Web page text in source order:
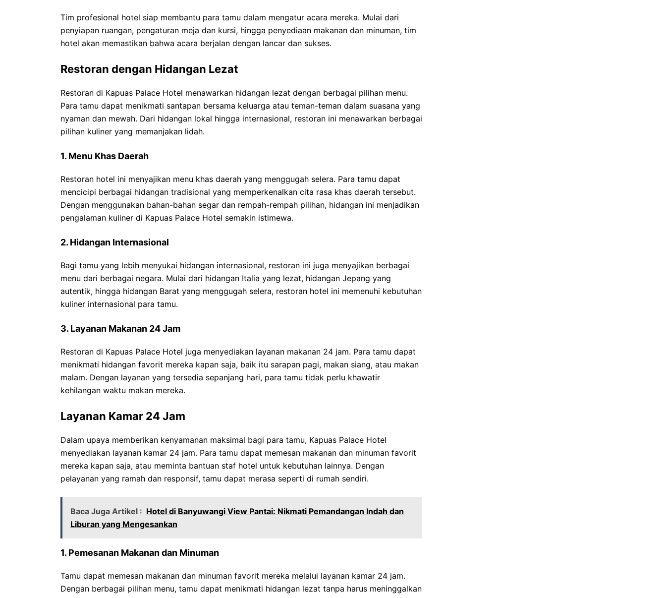
Tim profesional hotel siap membantu para tamu dalam mengatur acara mereka. Mulai dari
penyiapan ruangan, pengaturan meja dan kursi, hingga penyediaan makanan dan minuman, tim
hotel akan memastikan bahwa acara berjalan dengan lancar dan sukses.
Restoran dengan Hidangan Lezat
Restoran di Kapuas Palace Hotel menawarkan hidangan lezat dengan berbagai pilihan menu.
Para tamu dapat menikmati santapan bersama keluarga atau teman-teman dalam suasana yang
nyaman dan mewah. Dari hidangan lokal hingga internasional, restoran ini menawarkan berbagai
pilihan kuliner yang memanjakan lidah.
1. Menu Khas Daerah
Restoran hotel ini menyajikan menu khas daerah yang menggugah selera. Para tamu dapat
mencicipi berbagai hidangan tradisional yang memperkenalkan cita rasa khas daerah tersebut.
Dengan menggunakan bahan-bahan segar dan rempah-rempah pilihan, hidangan ini menjadikan
pengalaman kuliner di Kapuas Palace Hotel semakin istimewa.
2. Hidangan Internasional
Bagi tamu yang lebih menyukai hidangan internasional, restoran ini juga menyajikan berbagai
menu dari berbagai negara. Mulai dari hidangan Italia yang lezat, hidangan Jepang yang
autentik, hingga hidangan Barat yang menggugah selera, restoran hotel ini memenuhi kebutuhan
kuliner internasional para tamu.
3. Layanan Makanan 24 Jam
Restoran di Kapuas Palace Hotel juga menyediakan layanan makanan 24 jam. Para tamu dapat
menikmati hidangan favorit mereka kapan saja, baik itu sarapan pagi, makan siang, atau makan
malam. Dengan layanan yang tersedia sepanjang hari, para tamu tidak perlu khawatir
kehilangan waktu makan mereka.
Layanan Kamar 24 Jam
Dalam upaya memberikan kenyamanan maksimal bagi para tamu, Kapuas Palace Hotel
menyediakan layanan kamar 24 jam. Para tamu dapat memesan makanan dan minuman favorit
mereka kapan saja, atau meminta bantuan staf hotel untuk kebutuhan lainnya. Dengan
pelayanan yang ramah dan responsif, tamu dapat merasa seperti di rumah sendiri.
Baca Juga Artikel : Hotel di Banyuwangi View Pantai: Nikmati Pemandangan Indah dan
Liburan yang Mengesankan
1. Pemesanan Makanan dan Minuman
Tamu dapat memesan makanan dan minuman favorit mereka melalui layanan kamar 24 jam.
Dengan berbagai pilihan menu, tamu dapat menikmati hidangan lezat tanpa harus meninggalkan